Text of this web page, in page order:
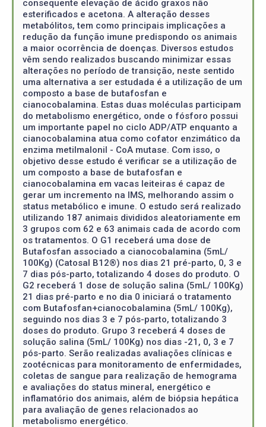
consequente elevação de ácido graxos não
esterificados e acetona. A alteração desses
metabólitos, tem como principais implicações a
redução da função imune predispondo os animais
a maior ocorrência de doenças. Diversos estudos
vêm sendo realizados buscando minimizar essas
alterações no período de transição, neste sentido
uma alternativa a ser estudada é a utilização de um
composto a base de butafosfan e
cianocobalamina. Estas duas moléculas participam
do metabolismo energético, onde o fósforo possui
um importante papel no ciclo ADP/ATP enquanto a
cianocobalamina atua como cofator enzimático da
enzima metilmalonil - CoA mutase. Com isso, o
objetivo desse estudo é verificar se a utilização de
um composto a base de butafosfan e
cianocobalamina em vacas leiteiras é capaz de
gerar um incremento na IMS, melhorando assim o
status metabólico e imune. O estudo será realizado
utilizando 187 animais divididos aleatoriamente em
3 grupos com 62 e 63 animais cada de acordo com
os tratamentos. O G1 receberá uma dose de
Butafosfan associado a cianocobalamina (5mL/
100Kg) (Catosal B12®) nos dias 21 pré-parto, 0, 3 e
7 dias pós-parto, totalizando 4 doses do produto. O
G2 receberá 1 dose de solução salina (5mL/ 100Kg)
21 dias pré-parto e no dia 0 iniciará o tratamento
com Butafosfan+cianocobalamina (5mL/ 100Kg),
seguindo nos dias 3 e 7 pós-parto, totalizando 3
doses do produto. Grupo 3 receberá 4 doses de
solução salina (5mL/ 100Kg) nos dias -21, 0, 3 e 7
pós-parto. Serão realizadas avaliações clínicas e
zootécnicas para monitoramento de enfermidades,
coletas de sangue para realização de hemograma
e avaliações do status mineral, energético e
inflamatório dos animais, além de biópsia hepática
para avaliação de genes relacionados ao
metabolismo energético.